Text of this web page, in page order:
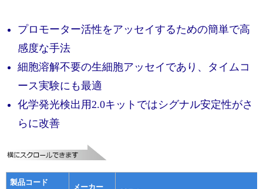
装置・ソフトウェア
テクニカルサポートライン
リアルタイムPCR
プライマー・プローブ検索・注文
機器ソフトウェア・ベクター配列ダウンロード
ラーニングセンター
実験ガイド
リアルタイムPCR実験ガイド
遺伝子検査ガイド（食品・水質・家畜他）
プロモーター活性をアッセイするための簡単で高
感度な手法
細胞溶解不要の生細胞アッセイであり、タイムコ
ース実験にも最適
化学発光検出用2.0キットではシグナル安定性がさ
らに改善
製品コード
メーカー